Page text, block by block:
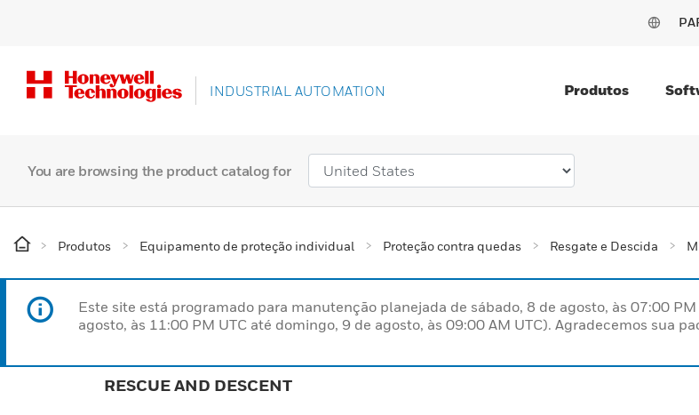
INDUSTRIAL AUTOMATION Produtos
You are browsing the product catalog for
Produtos Equipamento de proteção individual Proteção contra quedas Resgate e Descida
Este site está programado para manutenção planejada de sábado, 8 de agosto, às 07:00
agosto, às 11:00 PM UTC até domingo, 9 de agosto, às 09:00 AM UTC). Agradecemos sua
RESCUE AND DESCENT